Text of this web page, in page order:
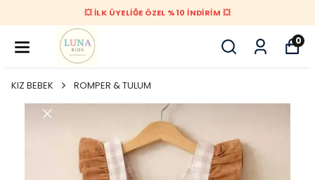
💥 İLK ÜYELİĞE ÖZEL %10 İNDİRİM 💥
0
KIZ BEBEK ROMPER & TULUM